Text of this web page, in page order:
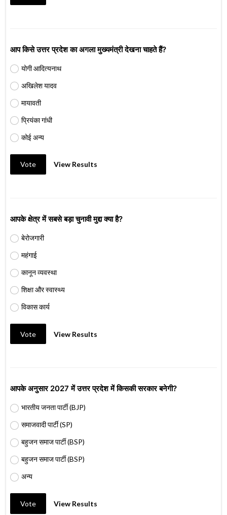
आप किसे उत्तर प्रदेश का अगला मुख्यमंत्री देखना चाहते हैं?
योगी आदित्यनाथ
अखिलेश यादव
मायावती
प्रियंका गांधी
कोई अन्य
Vote View Results
आपके क्षेत्र में सबसे बड़ा चुनावी मुद्दा क्या है?
बेरोजगारी
महंगाई
कानून व्यवस्था
शिक्षा और स्वास्थ्य
विकास कार्य
Vote View Results
आपके अनुसार 2027 में उत्तर प्रदेश में किसकी सरकार बनेगी?
भारतीय जनता पार्टी (BJP)
समाजवादी पार्टी (SP)
बहुजन समाज पार्टी (BSP)
बहुजन समाज पार्टी (BSP)
अन्य
Vote View Results